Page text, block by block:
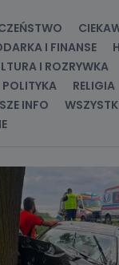
I FINANSE
I ROZRYWKA
POLITYKA RELIGIA
INFO